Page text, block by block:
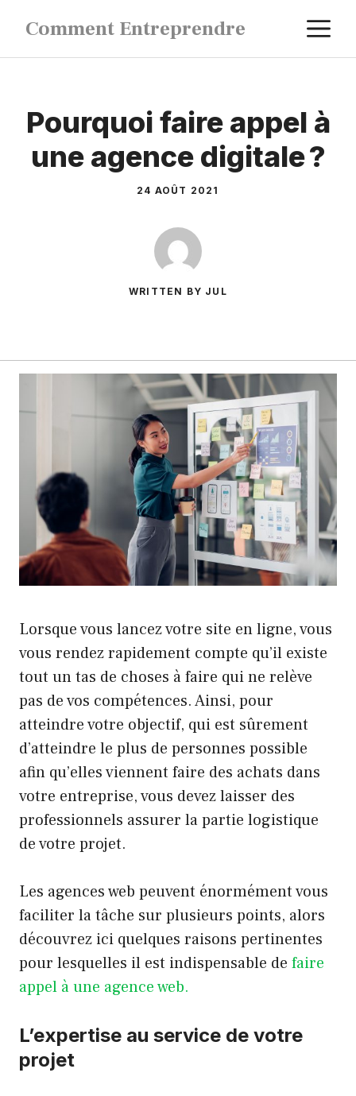
contenu
Comment Entreprendre
Pourquoi faire appel à
une agence digitale ?
24 AOÛT 2021
WRITTEN BY JUL
Lorsque vous lancez votre site en ligne, vous
vous rendez rapidement compte qu’il existe
tout un tas de choses à faire qui ne relève
pas de vos compétences. Ainsi, pour
atteindre votre objectif, qui est sûrement
d’atteindre le plus de personnes possible
afin qu’elles viennent faire des achats dans
votre entreprise, vous devez laisser des
professionnels assurer la partie logistique
de votre projet.
Les agences web peuvent énormément vous
faciliter la tâche sur plusieurs points, alors
découvrez ici quelques raisons pertinentes
pour lesquelles il est indispensable de faire
appel à une agence web.
L’expertise au service de votre
projet